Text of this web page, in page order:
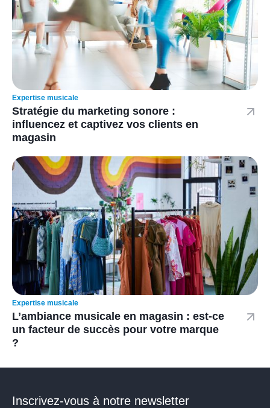
Expertise musicale
Stratégie du marketing sonore :
influencez et captivez vos clients en
magasin
Expertise musicale
L’ambiance musicale en magasin : est-ce
un facteur de succès pour votre marque
?
Inscrivez-vous à notre newsletter